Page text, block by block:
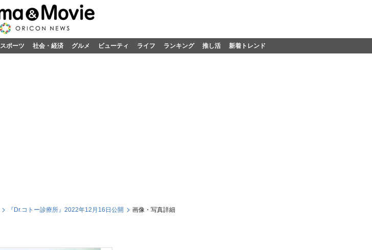
スポーツ 社会・経済 グルメ ビューティ ライフ ランキング 推し活 新着トレンド
『Dr.コトー診療所』2022年12月16日公開 画像・写真詳細